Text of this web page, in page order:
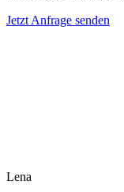
Jetzt Anfrage senden
Lena